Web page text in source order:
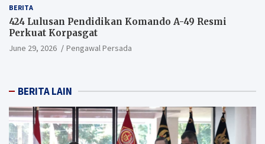
BERITA
424 Lulusan Pendidikan Komando A-49 Resmi
Perkuat Korpasgat
June 29, 2026 Pengawal Persada
BERITA LAIN